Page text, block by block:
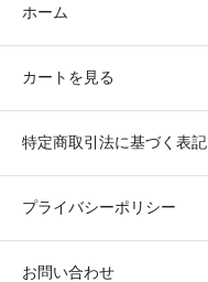
ホーム
カートを見る
特定商取引法に基づく表記
プライバシーポリシー
お問い合わせ